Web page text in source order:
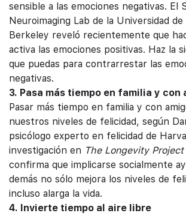
sensible a las emociones negativas. El
Neuroimaging Lab de la Universidad
Berkeley reveló recientemente que
activa las emociones positivas. Haz la
que puedas para contrarrestar las
negativas.
3. Pasa más tiempo en familia y con
Pasar más tiempo en familia y con
nuestros niveles de felicidad, según
psicólogo experto en felicidad de
investigación en The Longevity Project
confirma que implicarse socialmente
demás no sólo mejora los niveles de
incluso alarga la vida.
4. Invierte tiempo al aire libre